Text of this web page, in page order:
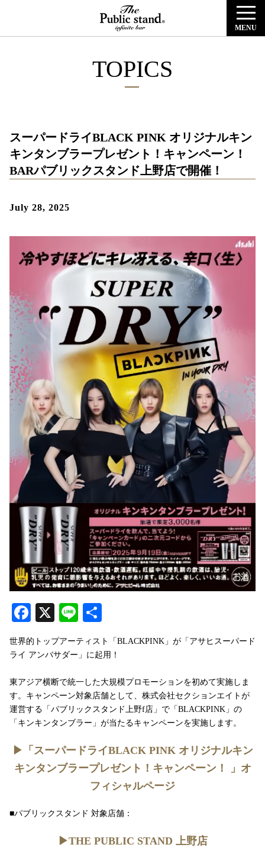
MENU
TOPICS
スーパードライBLACK PINK オリジナルキン
キンタンブラープレゼント！キャンペーン！
BARパブリックスタンド上野店で開催！
July 28, 2025
Facebook
X Line
有
世界的トップアーティスト「BLACKPINK」が「アサヒスーパード
ライ アンバサダー」に起用！
東アジア横断で統一した大規模プロモーションを初めて実施しま
す。キャンペーン対象店舗として、株式会社セクションエイトが
運営する「パブリックスタンド上野f店」で「BLACKPINK」の
「キンキンタンブラー」が当たるキャンペーンを実施します。
▶︎「スーパードライBLACK PINK オリジナルキン
キンタンブラープレゼント！キャンペーン！ 」オ
フィシャルページ
■パブリックスタンド 対象店舗：
▶︎THE PUBLIC STAND 上野店